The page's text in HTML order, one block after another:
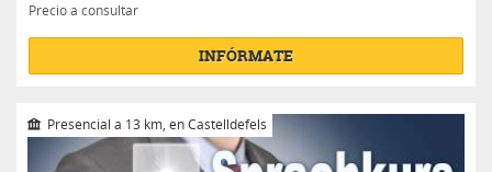
Precio a consultar
INFÓRMATE
Presencial a 13 km, en Castelldefels